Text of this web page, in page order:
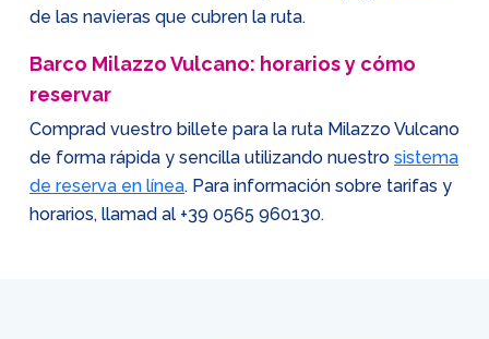
de las navieras que cubren la ruta.
Barco Milazzo Vulcano: horarios y cómo
reservar
Comprad vuestro billete para la ruta Milazzo Vulcano
de forma rápida y sencilla utilizando nuestro sistema
de reserva en línea. Para información sobre tarifas y
horarios, llamad al +39 0565 960130.